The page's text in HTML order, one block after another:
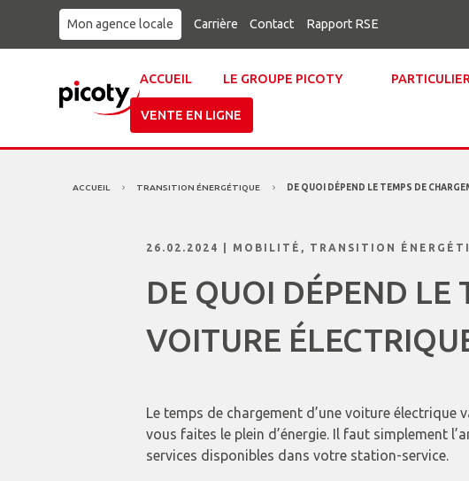
Mon agence locale Carrière Contact Rapport RSE
ACCUEIL LE GROUPE PICOTY
VENTE EN LIGNE
ACCUEIL 5 TRANSITION ÉNERGÉTIQUE 5 DE QUOI DÉPEND LE TEMPS DE
26.02.2024 MOBILITÉ , TRANSITION
DE QUOI DÉPEND LE
VOITURE
Le temps de chargement d’une voiture
vous faites le plein d’énergie. Il faut simplement
services disponibles dans votre station-service.